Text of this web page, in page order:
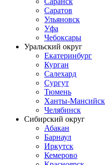
Саратов
Ульяновск
Уфа
Чебоксары
Уральский округ
Екатеринбург
Курган
Салехард
Сургут
Тюмень
Ханты-Мансийск
Челябинск
Сибирский округ
Абакан
Барнаул
Иркутск
Кемерово